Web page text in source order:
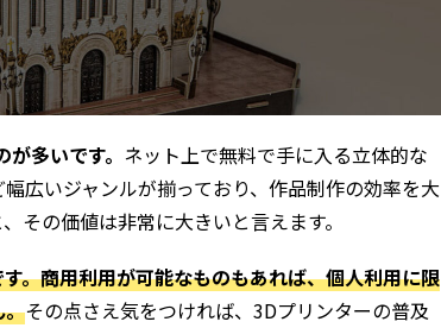
多いです。 ネット上で無料で手に入る立体的な
広いジャンルが揃っており、作品制作の効率を大
その価値は非常に大きいと言えます。
。商用利用が可能なものもあれば、個人利用に限
。その点さえ気をつければ、3Dプリンターの普及